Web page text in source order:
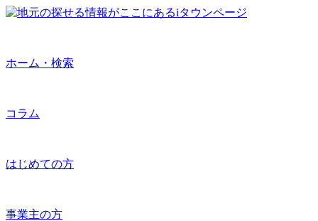
ホーム・検索
コラム
はじめての方
事業主の方